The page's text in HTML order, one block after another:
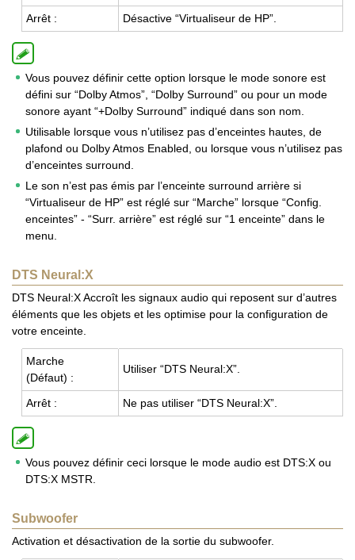
Arrêt : Désac­tive “Vir­tua­li­seur de HP”.
Vous pouvez définir cette option lorsque le mode sonore est
défini sur “Dolby Atmos”, “Dolby Surround” ou pour un mode
sonore ayant “+Dolby Surround” indiqué dans son nom.
Utilisable lorsque vous n’utilisez pas d’enceintes hautes, de
plafond ou Dolby Atmos Enabled, ou lorsque vous n’utilisez pas
d’enceintes surround.
Le son n’est pas émis par l’enceinte surround arrière si
“Virtualiseur de HP” est réglé sur “Marche” lorsque “Config.
enceintes” - “Surr. arrière” est réglé sur “1 enceinte” dans le
menu.
DTS Neural:X
DTS Neural:X Accroît les signaux audio qui reposent sur d’autres
éléments que les objets et les optimise pour la configuration de
votre enceinte.
Marche
(Défaut) :
Uti­li­ser “DTS Neu­ral:X”.
Arrêt : Ne pas uti­li­ser “DTS Neu­ral:X”.
Vous pouvez définir ceci lorsque le mode audio est DTS:X ou
DTS:X MSTR.
Subwoofer
Activation et désactivation de la sortie du subwoofer.